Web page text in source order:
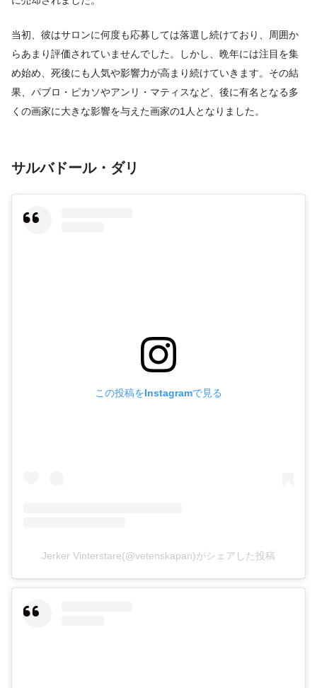
当初、彼はサロンに何度も応募しては落選し続けており、周囲か
らあまり評価されていませんでした。しかし、晩年には注目を集
め始め、死後にも人気や影響力が高まり続けていきます。その結
果、パブロ・ピカソやアンリ・マティスなど、後に有名となる多
くの画家に大きな影響を与えた画家の1人となりました。
サルバドール・ダリ
この投稿をInstagramで見る
Jerker Vinterstare(@vetenskapan)がシェアした投稿